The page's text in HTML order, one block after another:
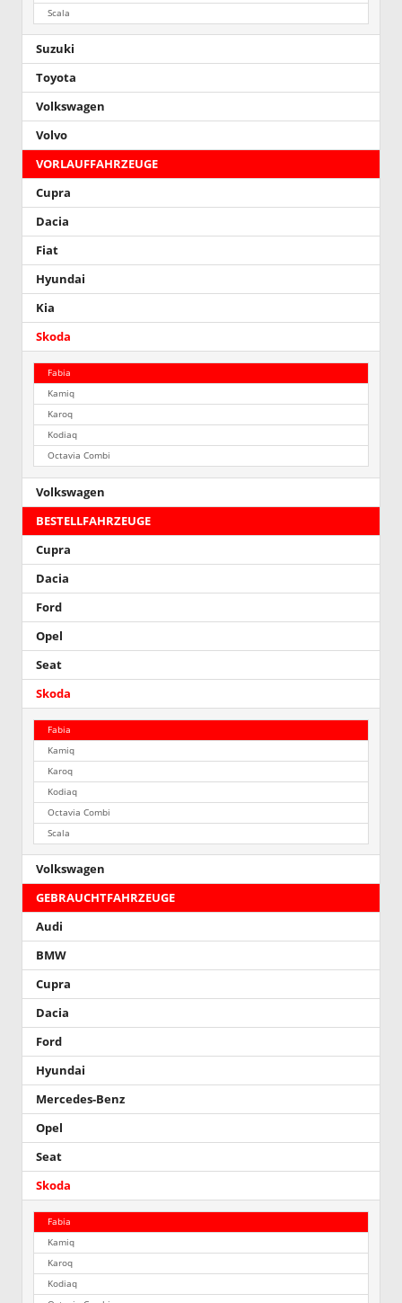
Scala
Suzuki
Toyota
Volkswagen
Volvo
VORLAUFFAHRZEUGE
Cupra
Dacia
Fiat
Hyundai
Kia
Skoda
Fabia
Kamiq
Karoq
Kodiaq
Octavia Combi
Volkswagen
BESTELLFAHRZEUGE
Cupra
Dacia
Ford
Opel
Seat
Skoda
Fabia
Kamiq
Karoq
Kodiaq
Octavia Combi
Scala
Volkswagen
GEBRAUCHTFAHRZEUGE
Audi
BMW
Cupra
Dacia
Ford
Hyundai
Mercedes-Benz
Opel
Seat
Skoda
Fabia
Kamiq
Karoq
Kodiaq